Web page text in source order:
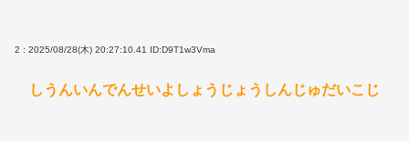
2 : 2025/08/28(木) 20:27:10.41 ID:D9T1w3Vma
しうんいんでんせいよしょうじょうしんじゅだいこじ